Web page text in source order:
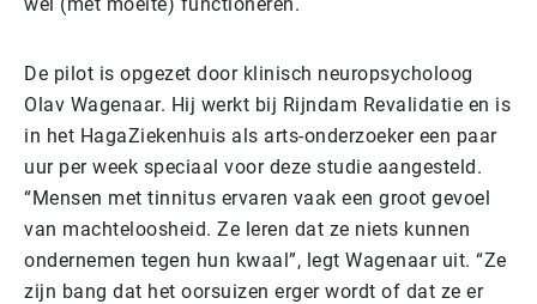
De pilot is opgezet door klinisch neuropsycholoog
Olav Wagenaar. Hij werkt bij Rijndam Revalidatie en is
in het HagaZiekenhuis als arts-onderzoeker een paar
uur per week speciaal voor deze studie aangesteld.
“Mensen met tinnitus ervaren vaak een groot gevoel
van machteloosheid. Ze leren dat ze niets kunnen
ondernemen tegen hun kwaal”, legt Wagenaar uit. “Ze
zijn bang dat het oorsuizen erger wordt of dat ze er